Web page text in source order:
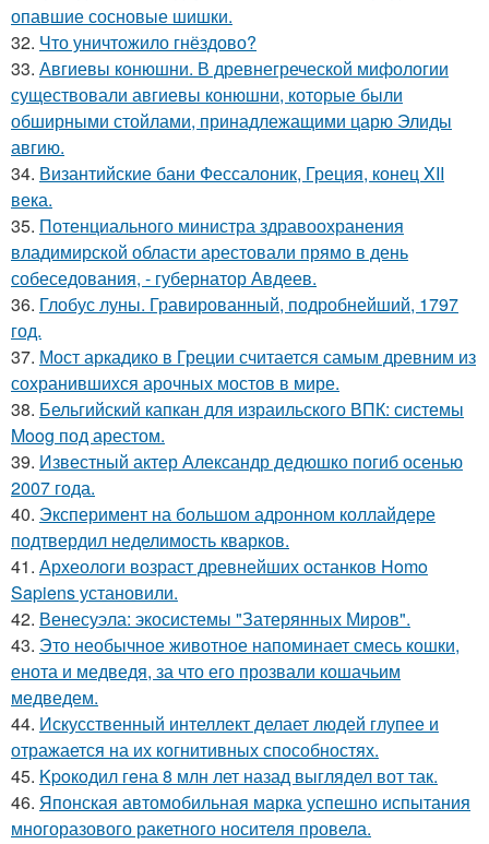
опавшие сосновые шишки.
32. Что уничтожило гнёздово?
33. Авгиевы конюшни. В древнегреческой мифологии
существовали авгиевы конюшни, которые были
обширными стойлами, принадлежащими царю Элиды
авгию.
34. Византийские бани Фессалоник, Греция, конец XII
века.
35. Потенциального министра здравоохранения
владимирской области арестовали прямо в день
собеседования, - губернатор Авдеев.
36. Глобус луны. Гравированный, подробнейший, 1797
год.
37. Мост аркадико в Греции считается самым древним из
сохранившихся арочных мостов в мире.
38. Бельгийский капкан для израильского ВПК: системы
Moog под арестом.
39. Известный актер Александр дедюшко погиб осенью
2007 года.
40. Эксперимент на большом адронном коллайдере
подтвердил неделимость кварков.
41. Археологи возраст древнейших останков Homo
Sapiens установили.
42. Венесуэла: экосистемы "Затерянных Миров".
43. Это необычное животное напоминает смесь кошки,
енота и медведя, за что его прозвали кошачьим
медведем.
44. Искусственный интеллект делает людей глупее и
отражается на их когнитивных способностях.
45. Kpoкoдил гeна 8 млн лет назад выглядел вот так.
46. Японская автомобильная марка успешно испытания
многоразового ракетного носителя провела.